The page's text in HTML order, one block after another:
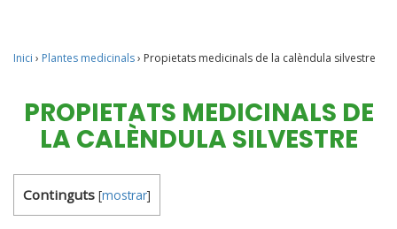
Inici › Plantes medicinals› Propietats medicinals de la calèndula silvestre
PROPIETATS MEDICINALS DE
LA CALÈNDULA SILVESTRE
Continguts [mostrar]